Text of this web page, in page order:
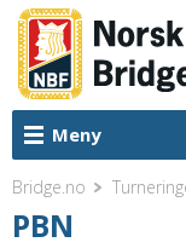
Meny
Bridge.no
PBN